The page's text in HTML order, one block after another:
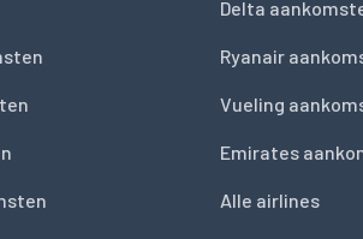
Delta
Ryanair
Vueling
Emirates
Alle airlines